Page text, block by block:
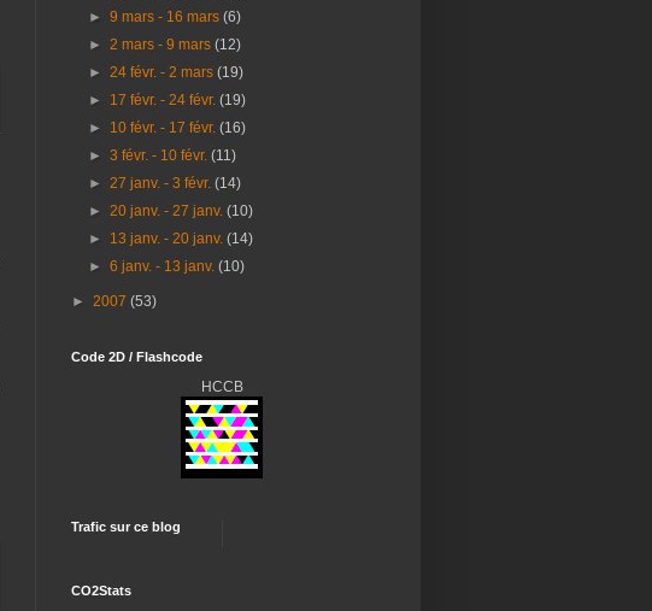
►9 mars - 16 mars(6)
►2 mars - 9 mars(12)
►24 févr. - 2 mars(19)
► 17 févr. - 24 févr.(19)
► 10 févr. - 17 févr.(16)
►3 févr. - 10 févr.(11)
►27 janv. - 3 févr.(14)
►20 janv. - 27 janv.(10)
► 13 janv. - 20 janv.(14)
►6 janv. - 13 janv.(10)
► 2007 (53)
Code 2D / Flashcode
HCCB
Trafic sur ce blog
CO2Stats